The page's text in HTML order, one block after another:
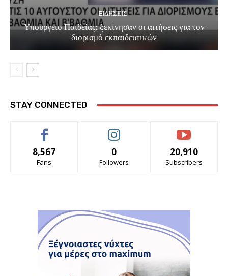
EΙΔΗΣΕΙΣ
Υπουργείο Παιδείας: ξεκίνησαν οι αιτήσεις για τον
διορισμό εκπαιδευτικών
STAY CONNECTED
8,567
Fans
0
Followers
20,910
Subscribers